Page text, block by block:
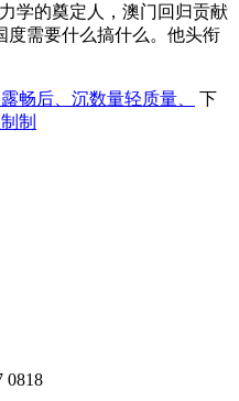
学的奠定人，澳门回归贡献
度需要什么搞什么。他头衔
畅后、沉数量轻质量、
下
制
0818